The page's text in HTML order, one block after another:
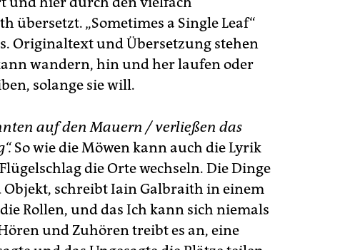
übersetzt. „Sometimes a Single Leaf“
Originaltext und Übersetzung stehen
wandern, hin und her laufen oder
solange sie will.
auf den Mauern / verließen das
So wie die Möwen kann auch die Lyrik
die Orte wechseln. Die Dinge
schreibt Iain Galbraith in einem
Rollen, und das Ich kann sich niemals
und Zuhören treibt es an, eine